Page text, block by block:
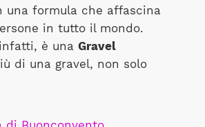
una formula che affascina
in tutto il mondo.
è una Gravel
di una gravel, non solo